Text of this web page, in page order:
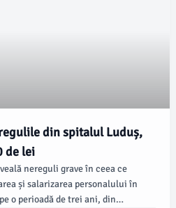
din spitalul Luduș,
de lei
nereguli grave în ceea ce
și salarizarea personalului în
o perioadă de trei ani, din